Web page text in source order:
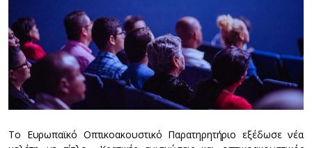
Το Ευρωπαϊκό Οπτικοακουστικό Παρατηρητήριο εξέδωσε νέα